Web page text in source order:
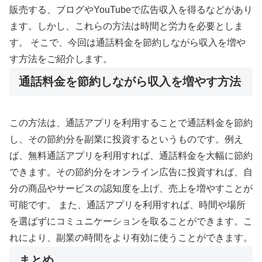
販売する、ブログやYouTubeで広告収入を得るなどがあり
ます。しかし、これらの方法は時間と労力を必要としま
す。 そこで、今回は通話料金を節約しながら収入を増や
す方法をご紹介します。
通話料金を節約しながら収入を増やす方法
この方法は、通話アプリを利用することで通話料金を節約
し、その節約分を副業に投資するというものです。例え
ば、無料通話アプリを利用すれば、通話料金を大幅に節約
できます。その節約分をオンライン広告に投資すれば、自
分の商品やサービスの認知度を上げ、売上を増やすことが
可能です。 また、通話アプリを利用すれば、時間や場所
を選ばずにコミュニケーションを取ることができます。こ
れにより、副業の時間をより有効に使うことができます。